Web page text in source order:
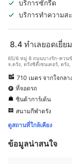
บริการซักรีด
บริการทำความส
8.4 ทำเลยอดเยี่ยม
65/6 หมู่ 8 ถนนบางรัก-ควน
จ.ตรัง, ตรังซิตี้เซนเตอร์, ตรัง
710 เมตร จากใจกลา
ที่จอดรถ
ซินต้าการ์เด้น
สนามกีฬาตรัง
ดูสถานที่ใกล้เคียง
ข้อมูลน่าสนใจ